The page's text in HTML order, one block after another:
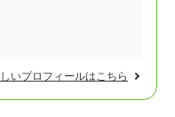
いプロフィールはこちら